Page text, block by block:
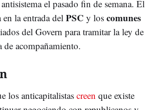
el pasado fin de semana. El
la entrada del PSC y los comunes
del Govern para tramitar la ley de
de acompañamiento.
los anticapitalistas creen que existe